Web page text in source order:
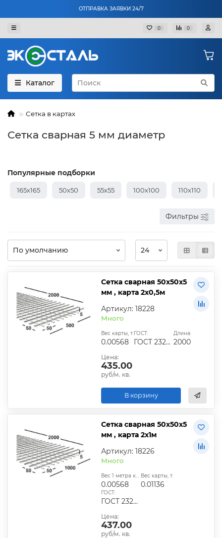
ОТПРАВКА ЗАЯВКИ 24/7
0 0
Каталог
Сетка в картах
Сетка сварная 5 мм диаметр
Популярные подборки
165х165 50х50 55х55 100х100 110х110
Фильтры
Сетка сварная 50х50х5
мм , карта 2х0,5м
Артикул: 18228
Много
Вес карты, т:
0.00568
ГОСТ:
ГОСТ 23279-2012, ТУ
Длина:
2000
Цена:
435.00
руб/м. кв.
В корзину
Сетка сварная 50х50х5
мм , карта 2х1м
Артикул: 18226
Много
Вес 1 метра квадратного, т:
0.00568
Вес карты, т:
0.01136
ГОСТ:
ГОСТ 23279-2012, ТУ
Цена:
437.00
руб/м. кв.